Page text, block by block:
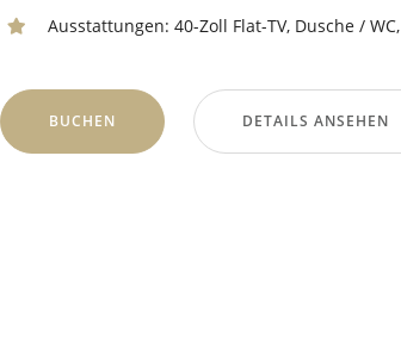
Ausstattungen: 40-Zoll Flat-TV, Dusche / WC,
BUCHEN DETAILS ANSEHEN